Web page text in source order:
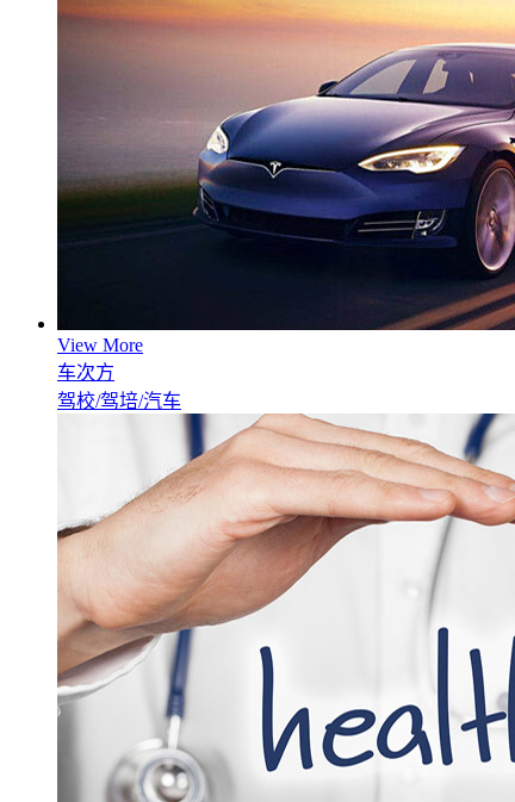
View More
车次方
驾校/驾培/汽车